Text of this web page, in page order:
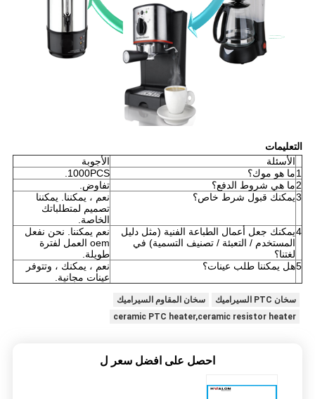
التعليمات
الأسئلة
الأجوبة
1ما هو موك؟
1000PCS.
2ما هي شروط الدفع؟
تفاوض.
3يمكنك قبول شرط خاص؟
نعم ، يمكننا. يمكننا
تصميم لمتطلباتك
الخاصة.
4يمكنك جعل أعمال الطباعة الفنية (مثل دليل
المستخدم / التعبئة / تصنيف التسمية) في
لغتنا؟
نعم يمكننا. نحن نفعل
oem العمل لفترة
طويلة.
5هل يمكننا طلب عينات؟
نعم ، يمكنك ، وتتوفر
عينات مجانية.
سخان PTC السيراميك
سخان المقاوم السيراميك
ceramic PTC heater,ceramic resistor heater
احصل على افضل سعر ل